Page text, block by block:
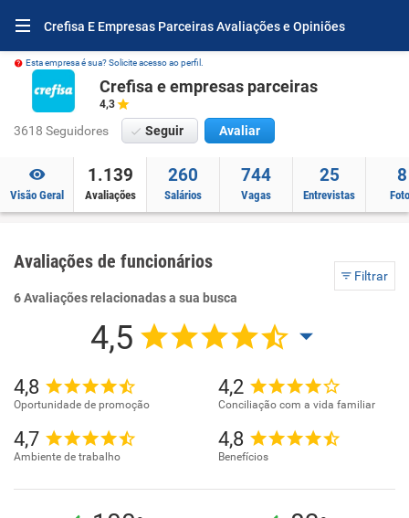
Crefisa E Empresas Parceiras Avaliações e Opiniões
Esta empresa é sua? Solicite acesso ao perfil.
Crefisa e empresas parceiras
4,3
3618 Seguidores Seguir Avaliar
Visão Geral
1.139
Avaliações
260
Salários
744
Vagas
25
Entrevistas
8
Avaliações de funcionários
Filtrar
6 Avaliações relacionadas a sua busca
4,5
4,8
Oportunidade de promoção
4,2
Conciliação com a vida familiar
4,7
Ambiente de trabalho
4,8
Benefícios